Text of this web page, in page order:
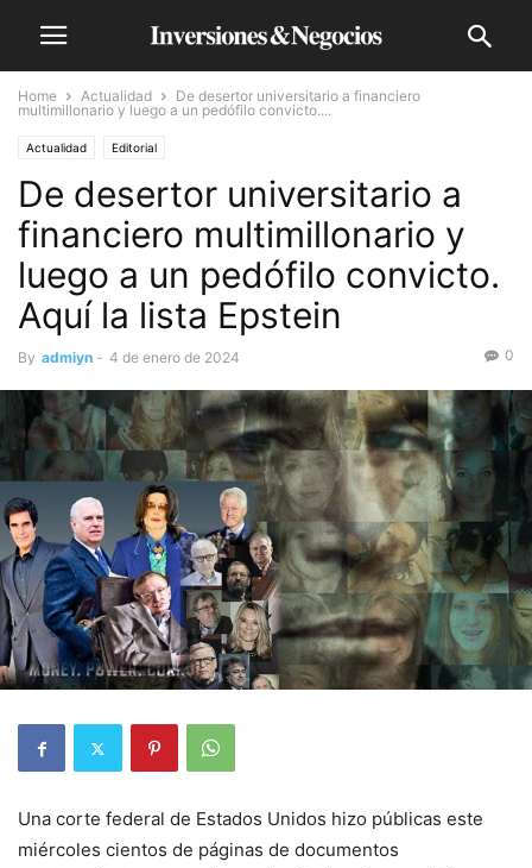
Home Actualidad
De desertor universitario a financiero
multimillonario y luego a un pedófilo convicto....
Actualidad Editorial
De desertor universitario a
financiero multimillonario y
luego a un pedófilo convicto.
Aquí la lista Epstein
By admiyn - 4 de enero de 2024 0
Una corte federal de Estados Unidos hizo públicas este
miércoles cientos de páginas de documentos